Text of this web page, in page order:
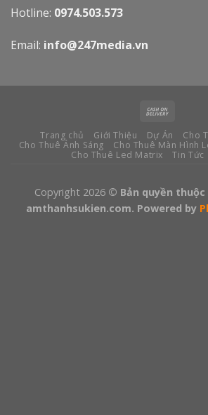
Hotline: 0974.503.573
Email: info@247media.vn
Trang chủ Giới Thiệu Dự Án
Cho
Cho Thuê Ánh Sáng
Cho Thuê Màn Hình
Cho Thuê Led Matrix
Tin Tức
Copyright 2026 © Bản quyền thuộc
amthanhsukien.com. Powered by